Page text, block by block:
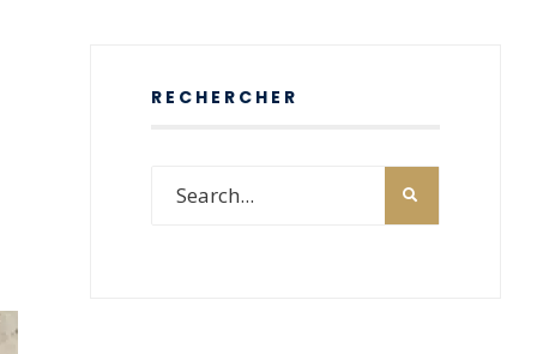
RECHERCHER